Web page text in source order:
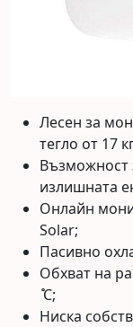
Лесен за
тегло от 17
Възможност
излишната
Онлайн
Solar;
Пасивно
Обхват на
̊С;
Ниска